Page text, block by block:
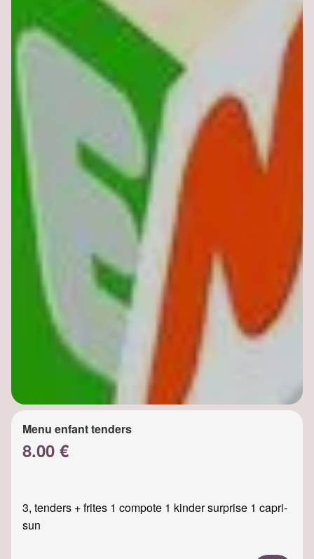
Menu enfant tenders
8.00 €
3, tenders + frites 1 compote 1 kinder surprise 1 capri-
sun